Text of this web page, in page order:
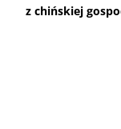
z chińskiej